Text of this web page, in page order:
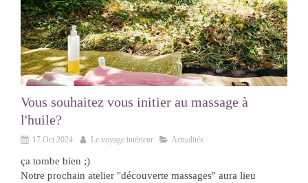
Vous souhaitez vous initier au massage à
l'huile?
17 Oct 2024 Le voyage intérieur Actualités
ça tombe bien ;)
Notre prochain atelier "découverte massages" aura lieu